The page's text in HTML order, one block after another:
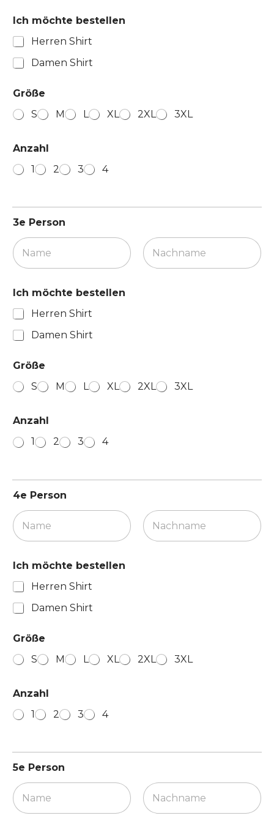
Ich möchte bestellen
Herren Shirt
Damen Shirt
Größe
S
M L XL 2XL 3XL
Anzahl
1
2 3 4
3e Person
Ich möchte bestellen
Herren Shirt
Damen Shirt
Größe
S
M L XL 2XL 3XL
m
a
i
a
d
e
s
s
m
c
Anzahl
1
2 3 4
4e Person
Ich möchte bestellen
Herren Shirt
Damen Shirt
Größe
S
M L XL 2XL 3XL
Anzahl
1
2 3 4
5e Person